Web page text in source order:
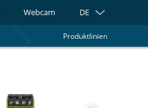
Webcam DE
Produktlinien